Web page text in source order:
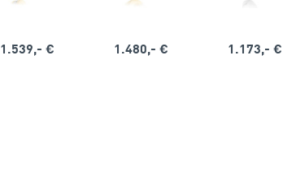
1.539,- € 1.480,- € 1.173,- €